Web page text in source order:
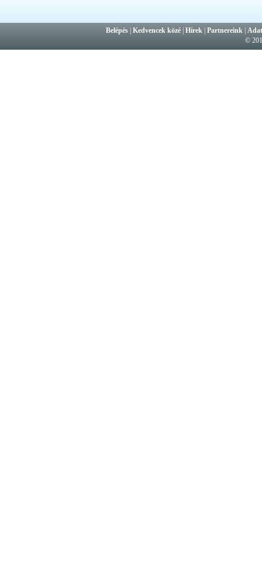
Belépés |Kedvencek közé |Hírek |Partnereink |
©